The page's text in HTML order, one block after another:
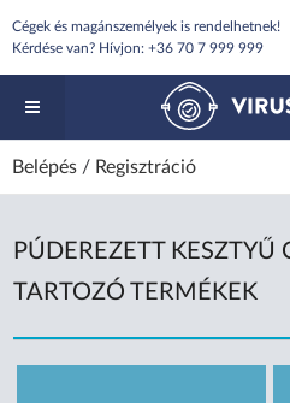
Cégek és magánszemélyek is rendelhetnek!
Kérdése van? Hívjon: +36 70 7 999 999
Belépés / Regisztráció
PÚDEREZETT KESZTYŰ
TARTOZÓ TERMÉKEK